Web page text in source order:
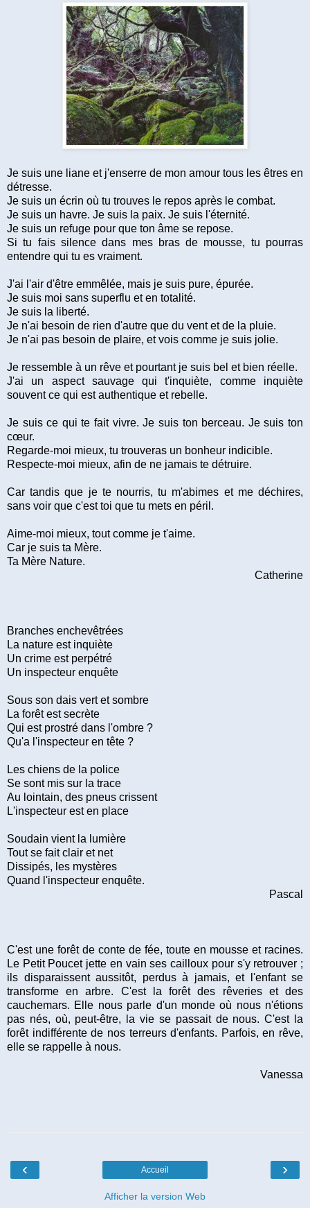
Je suis une liane et j'enserre de mon amour tous les êtres en
détresse.
Je suis un écrin où tu trouves le repos après le combat.
Je suis un havre. Je suis la paix. Je suis l'éternité.
Je suis un refuge pour que ton âme se repose.
Si tu fais silence dans mes bras de mousse, tu pourras
entendre qui tu es vraiment.
J'ai l'air d'être emmêlée, mais je suis pure, épurée.
Je suis moi sans superflu et en totalité.
Je suis la liberté.
Je n'ai besoin de rien d'autre que du vent et de la pluie.
Je n'ai pas besoin de plaire, et vois comme je suis jolie.
Je ressemble à un rêve et pourtant je suis bel et bien réelle.
J'ai un aspect sauvage qui t'inquiète, comme inquiète
souvent ce qui est authentique et rebelle.
Je suis ce qui te fait vivre. Je suis ton berceau. Je suis ton
cœur.
Regarde-moi mieux, tu trouveras un bonheur indicible.
Respecte-moi mieux, afin de ne jamais te détruire.
Car tandis que je te nourris, tu m'abimes et me déchires,
sans voir que c'est toi que tu mets en péril.
Aime-moi mieux, tout comme je t'aime.
Car je suis ta Mère.
Ta Mère Nature.
Catherine
Branches enchevêtrées
La nature est inquiète
Un crime est perpétré
Un inspecteur enquête
Sous son dais vert et sombre
La forêt est secrète
Qui est prostré dans l'ombre ?
Qu'a l'inspecteur en tête ?
Les chiens de la police
Se sont mis sur la trace
Au lointain, des pneus crissent
L'inspecteur est en place
Soudain vient la lumière
Tout se fait clair et net
Dissipés, les mystères
Quand l'inspecteur enquête.
Pascal
C'est une forêt de conte de fée, toute en mousse et racines.
Le Petit Poucet jette en vain ses cailloux pour s'y retrouver ;
ils disparaissent aussitôt, perdus à jamais, et l'enfant se
transforme en arbre. C'est la forêt des rêveries et des
cauchemars. Elle nous parle d'un monde où nous n'étions
pas nés, où, peut-être, la vie se passait de nous. C'est la
forêt indifférente de nos terreurs d'enfants. Parfois, en rêve,
elle se rappelle à nous.
Vanessa
‹ ›
Accueil
Afficher la version Web